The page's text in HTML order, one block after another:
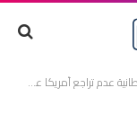
عن الاعتراف بمغربية الصحراء